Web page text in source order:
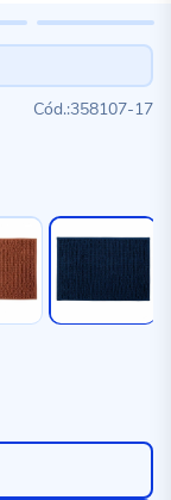
358107-17